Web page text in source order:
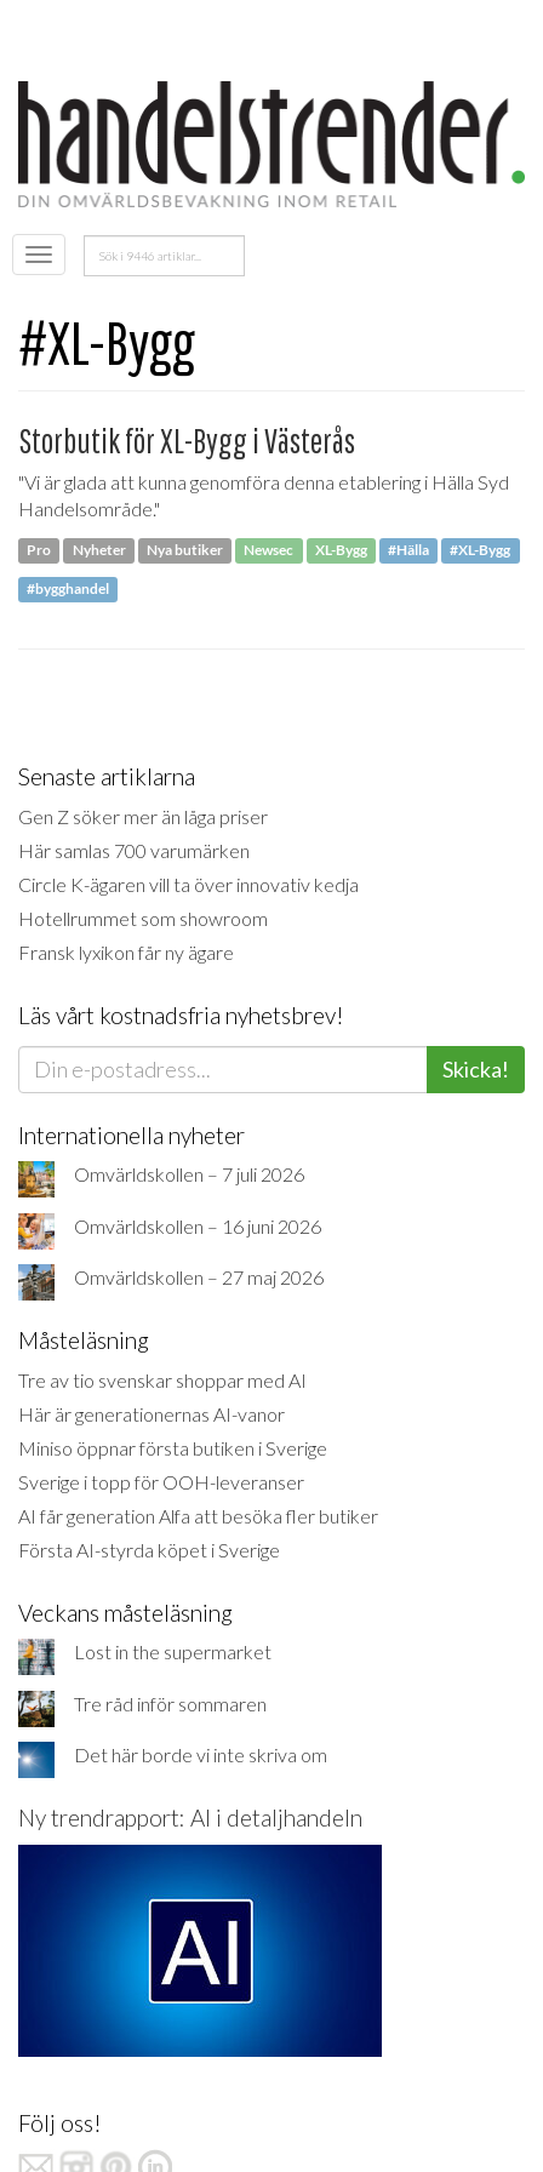
Öppna
menyn
Sök
efter:
#XL-Bygg
Storbutik för XL-Bygg i Västerås
"Vi är glada att kunna genomföra denna etablering i Hälla Syd
Handelsområde."
Pro Nyheter Nya butiker Newsec XL-Bygg #Hälla #XL-Bygg
#bygghandel
Senaste artiklarna
Gen Z söker mer än låga priser
Här samlas 700 varumärken
Circle K-ägaren vill ta över innovativ kedja
Hotellrummet som showroom
Fransk lyxikon får ny ägare
Läs vårt kostnadsfria nyhetsbrev!
Skicka!
Internationella nyheter
Omvärldskollen – 7 juli 2026
Omvärldskollen – 16 juni 2026
Omvärldskollen – 27 maj 2026
Måsteläsning
Tre av tio svenskar shoppar med AI
Här är generationernas AI-vanor
Miniso öppnar första butiken i Sverige
Sverige i topp för OOH-leveranser
AI får generation Alfa att besöka fler butiker
Första AI-styrda köpet i Sverige
Veckans måsteläsning
Lost in the supermarket
Tre råd inför sommaren
Det här borde vi inte skriva om
Ny trendrapport: AI i detaljhandeln
Följ oss!